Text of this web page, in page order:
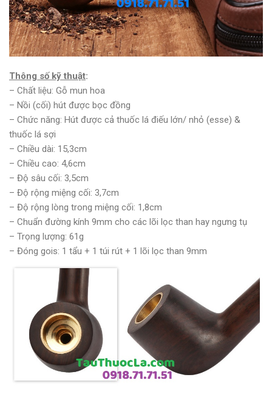
Thông số kỹ thuật:
– Chất liệu: Gỗ mun hoa
– Nồi (cối) hút được bọc đồng
– Chức năng: Hút được cả thuốc lá điếu lớn/ nhỏ (esse) &
thuốc lá sợi
– Chiều dài: 15,3cm
– Chiều cao: 4,6cm
– Độ sâu cối: 3,5cm
– Độ rộng miệng cối: 3,7cm
– Độ rộng lòng trong miệng cối: 1,8cm
– Chuẩn đường kính 9mm cho các lõi lọc than hay ngưng tụ
– Trọng lượng: 61g
– Đóng gois: 1 tẩu + 1 túi rút + 1 lõi lọc than 9mm